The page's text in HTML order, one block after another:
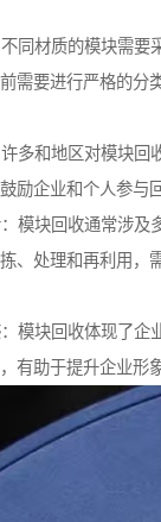
同材质的模块需要
需要进行严格的分
多和地区对模块回
励企业和个人参与
模块回收通常涉及
、处理和再利用，
模块回收体现了企
有助于提升企业形